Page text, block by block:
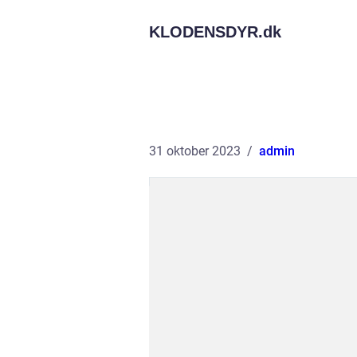
KLODENSDYR.dk
31 oktober 2023 admin